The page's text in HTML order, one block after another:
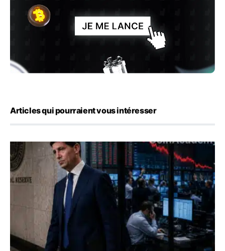
Articles qui pourraient vous intéresser
Kevin Warsh maintient sa communication minimaliste